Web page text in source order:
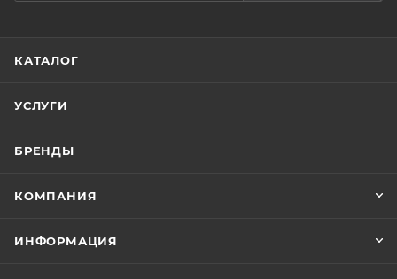
КАТАЛОГ
УСЛУГИ
БРЕНДЫ
КОМПАНИЯ
ИНФОРМАЦИЯ